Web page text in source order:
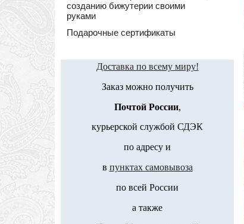
созданию бижутерии своими
руками
Подарочные сертификаты
Доставка по всему миру!
Заказ можно получить
Почтой России,
курьерской службой СДЭК
по адресу и
в пунктах самовывоза
по всей России
а также